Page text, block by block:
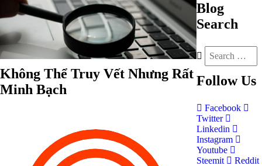
Không Thể Truy Vết Nhưng Rất
Minh Bạch
Blog
Search
Follow Us
Facebook
Twitter
Linkedin
Instagram
Youtube
Steemit
Reddit